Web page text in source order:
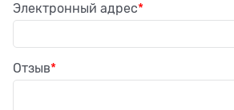
Электронный адрес
Отзыв